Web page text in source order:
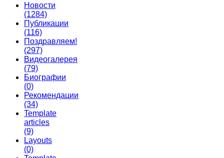
Новости
(1284)
Публикации
(116)
Поздравляем!
(297)
Видеогалерея
(79)
Биографии
(0)
Рекомендации
(34)
Template
articles
(9)
Layouts
(0)